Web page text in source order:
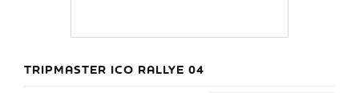
TRIPMASTER ICO RALLYE 04